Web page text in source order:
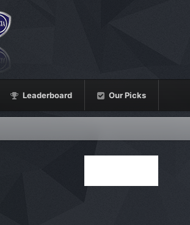
Leaderboard Our Picks